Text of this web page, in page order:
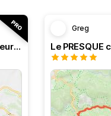
1h – A l’Ouest d’Alès, 1h15 de bonheur (HSRF23)
Greg